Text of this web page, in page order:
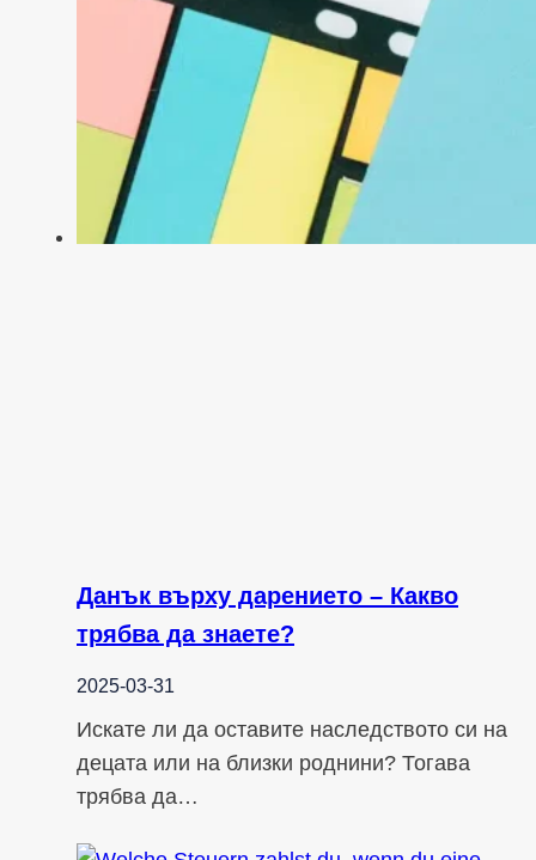
Данък върху дарението – Какво
трябва да знаете?
2025-03-31
Искате ли да оставите наследството си на
децата или на близки роднини? Тогава
трябва да…